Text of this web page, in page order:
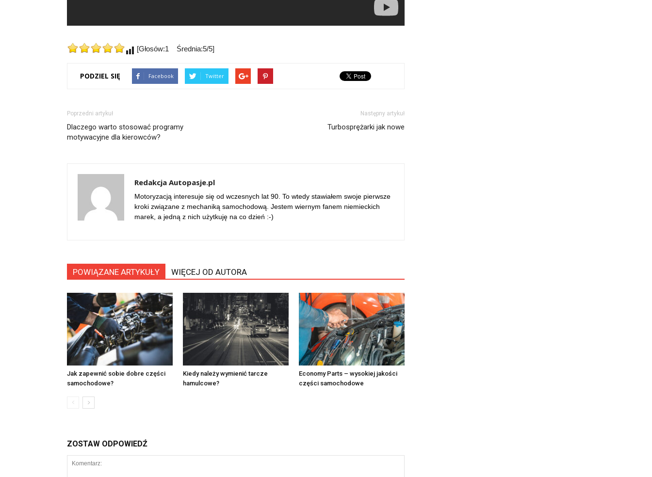
[Głosów:1 Średnia:5/5]
PODZIEL SIĘ Facebook Twitter
Poprzedni artykuł
Dlaczego warto stosować programy
motywacyjne dla kierowców?
Następny artykuł
Turbosprężarki jak nowe
Redakcja Autopasje.pl
Motoryzacją interesuje się od wczesnych lat 90. To wtedy stawiałem swoje pierwsze
kroki związane z mechaniką samochodową. Jestem wiernym fanem niemieckich
marek, a jedną z nich użytkuję na co dzień :-)
POWIĄZANE ARTYKUŁY WIĘCEJ OD AUTORA
Jak zapewnić sobie dobre części
samochodowe?
Kiedy należy wymienić tarcze
hamulcowe?
Economy Parts – wysokiej jakości
części samochodowe
ZOSTAW ODPOWIEDŹ